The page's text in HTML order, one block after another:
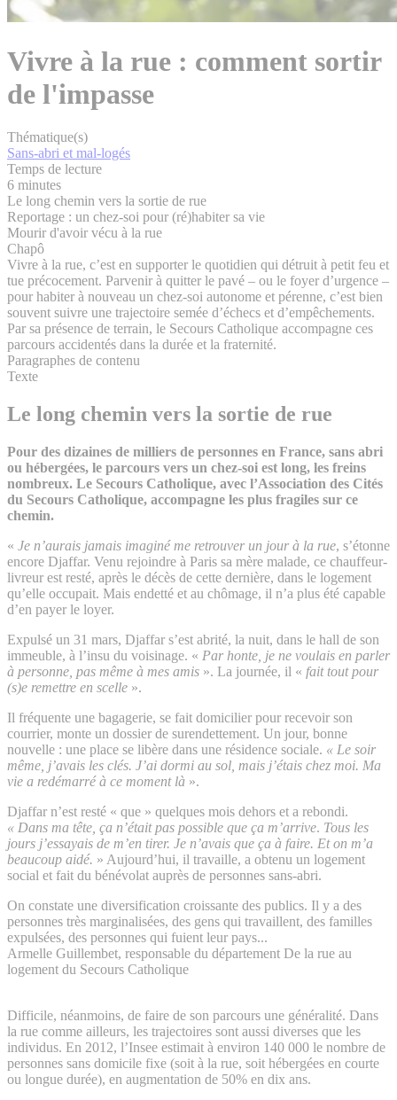
Vivre à la rue : comment sortir
de l'impasse
Thématique(s)
Sans-abri et mal-logés
Temps de lecture
6 minutes
Le long chemin vers la sortie de rue
Reportage : un chez-soi pour (ré)habiter sa vie
Mourir d'avoir vécu à la rue
Chapô
Vivre à la rue, c’est en supporter le quotidien qui détruit à petit feu et
tue précocement. Parvenir à quitter le pavé – ou le foyer d’urgence –
pour habiter à nouveau un chez-soi autonome et pérenne, c’est bien
souvent suivre une trajectoire semée d’échecs et d’empêchements.
Par sa présence de terrain, le Secours Catholique accompagne ces
parcours accidentés dans la durée et la fraternité.
Paragraphes de contenu
Texte
Le long chemin vers la sortie de rue
Pour des dizaines de milliers de personnes en France, sans abri
ou hébergées, le parcours vers un chez-soi est long, les freins
nombreux. Le Secours Catholique, avec l’Association des Cités
du Secours Catholique, accompagne les plus fragiles sur ce
chemin.
« Je n’aurais jamais imaginé me retrouver un jour à la rue, s’étonne
encore Djaffar. Venu rejoindre à Paris sa mère malade, ce chauffeur-
livreur est resté, après le décès de cette dernière, dans le logement
qu’elle occupait. Mais endetté et au chômage, il n’a plus été capable
d’en payer le loyer.
Expulsé un 31 mars, Djaffar s’est abrité, la nuit, dans le hall de son
immeuble, à l’insu du voisinage. « Par honte, je ne voulais en parler
à personne, pas même à mes amis ». La journée, il « fait tout pour
(s)e remettre en scelle ».
Il fréquente une bagagerie, se fait domicilier pour recevoir son
courrier, monte un dossier de surendettement. Un jour, bonne
nouvelle : une place se libère dans une résidence sociale. « Le soir
même, j’avais les clés. J’ai dormi au sol, mais j’étais chez moi. Ma
vie a redémarré à ce moment là ».
Djaffar n’est resté « que » quelques mois dehors et a rebondi.
« Dans ma tête, ça n’était pas possible que ça m’arrive. Tous les
jours j’essayais de m’en tirer. Je n’avais que ça à faire. Et on m’a
beaucoup aidé. » Aujourd’hui, il travaille, a obtenu un logement
social et fait du bénévolat auprès de personnes sans-abri.
On constate une diversification croissante des publics. Il y a des
personnes très marginalisées, des gens qui travaillent, des familles
expulsées, des personnes qui fuient leur pays...
Armelle Guillembet, responsable du département De la rue au
logement du Secours Catholique
Difficile, néanmoins, de faire de son parcours une généralité. Dans
la rue comme ailleurs, les trajectoires sont aussi diverses que les
individus. En 2012, l’Insee estimait à environ 140 000 le nombre de
personnes sans domicile fixe (soit à la rue, soit hébergées en courte
ou longue durée), en augmentation de 50% en dix ans.